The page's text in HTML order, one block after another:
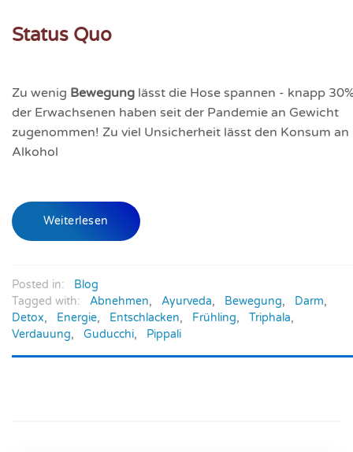
Status Quo
Zu wenig Bewegung lässt die Hose spannen - knapp
der Erwachsenen haben seit der Pandemie an Gewicht
zugenommen! Zu viel Unsicherheit lässt den Konsum an
Alkohol
Weiterlesen
Posted in:
Blog
Tagged with:
Abnehmen, Ayurveda, Bewegung, Darm,
Detox, Energie, Entschlacken, Frühling, Triphala,
Verdauung, Guducchi, Pippali